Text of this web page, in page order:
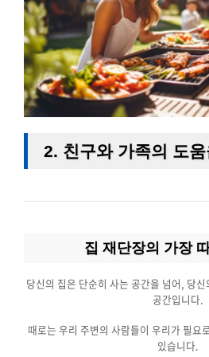
2. 친구와 가족의 도
집 재단장의 가장
당신의 집은 단순히 사는 공간을 넘어, 당
공간입니다.
때로는 우리 주변의 사람들이 우리가 필요
있습니다.